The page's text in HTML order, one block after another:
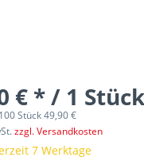
€ * / 1 Stück
100 Stück 49,90 €
zzgl. Versandkosten
7 Werktage